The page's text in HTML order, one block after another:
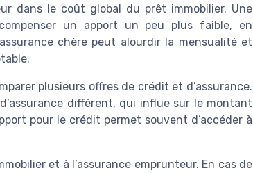
dans le coût global du prêt immobilier. Une
un apport un peu plus faible, en
chère peut alourdir la mensualité et
plusieurs offres de crédit et d’assurance.
différent, qui influe sur le montant
pour le crédit permet souvent d’accéder à
et à l’assurance emprunteur. En cas de